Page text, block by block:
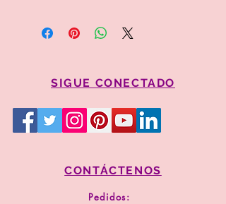
Comprar
SIGUE CONECTADO
CONTÁCTENOS
Pedidos: